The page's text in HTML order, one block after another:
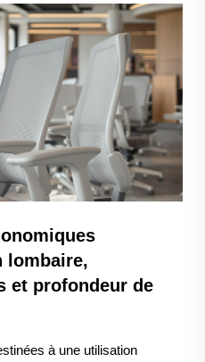
lombaire,
et profondeur de
à une utilisation